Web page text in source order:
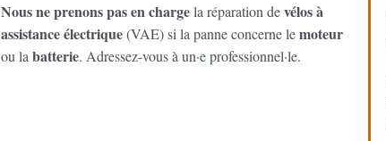
Nous ne prenons pas en chargela réparation devélos à
assistance électrique(VAE) si la panne concerne lemoteur
ou la batterie. Adressez-vous à un·e professionnel·le.